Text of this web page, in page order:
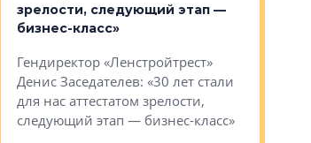
зрелости, следующий этап —
бизнес-класс»
Гендиректор «Ленстройтрест»
Денис Заседателев: «30 лет стали
для нас аттестатом зрелости,
следующий этап — бизнес-класс»